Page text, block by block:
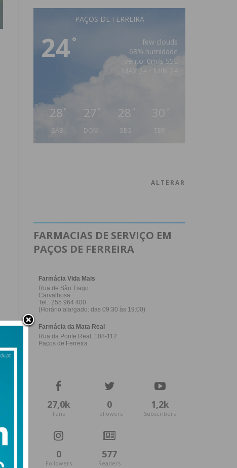
PAÇOS DE FERREIRA
24°
few clouds
68% humidade
vento: 0m/s SSE
MAX 24 • MIN 24
28 °
SÁB
27 °
DOM
28 °
SEG
30 °
ALTERAR
FARMACIAS DE SERVIÇO EM
PAÇOS DE FERREIRA
27,0k
Fans
0
Followers
1,2k
Subscribers
0
Followers
577
Readers